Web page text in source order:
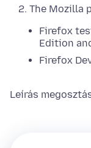
The Mozilla
Firefox
Edition
Firefox
Leírás